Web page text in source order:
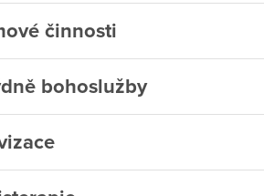
činnosti
bohoslužby